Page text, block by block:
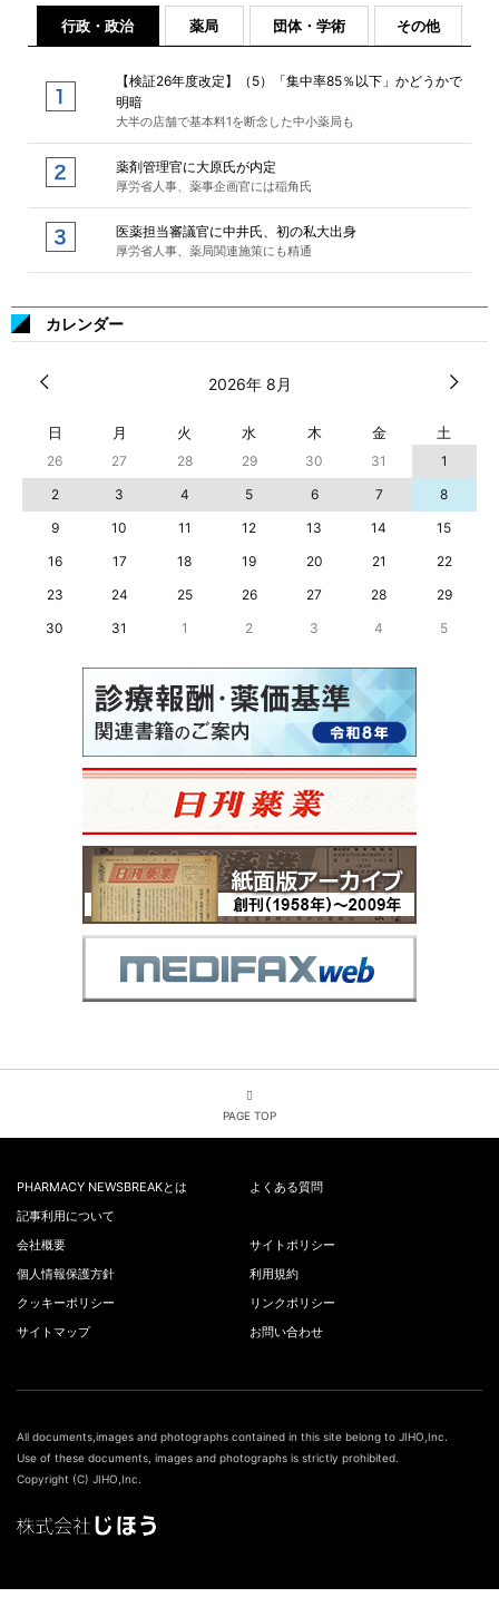
行政・政治 薬局 団体・学術 その他
【検証26年度改定】（5）「集中率85％以下」かどうかで
明暗
大半の店舗で基本料1を断念した中小薬局も
薬剤管理官に大原氏が内定
厚労省人事、薬事企画官には稲角氏
医薬担当審議官に中井氏、初の私大出身
厚労省人事、薬局関連施策にも精通
カレンダー
2026年 8月
日 月 火 水 木 金 土
26 27 28 29 30 31
1
2
3 4 5 6 7
8
9
10 11 12 13 14
15
16
17 18 19 20 21
22
23
24 25 26 27 28
29
30
31 1 2 3 4 5
PAGE TOP
PHARMACY NEWSBREAKとは
よくある質問
記事利用について
会社概要
サイトポリシー
個人情報保護方針
利用規約
クッキーポリシー
リンクポリシー
サイトマップ
お問い合わせ
All documents,images and photographs contained in this site belong to JIHO,Inc.
Use of these documents, images and photographs is strictly prohibited.
Copyright (C) JIHO,Inc.